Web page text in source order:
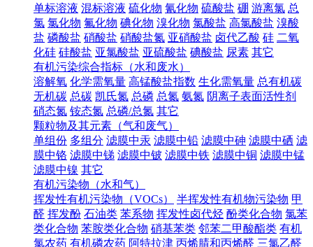
单标溶液 混标溶液 硫化物 氰化物 硫酸盐 硼 游离氯 总
氯 氯化物 氟化物 碘化物 溴化物 氯酸盐 高氯酸盐 溴酸
盐 磷酸盐 硝酸盐 硝酸盐氮 亚硝酸盐 卤代乙酸 硅 二氧
化硅 硅酸盐 亚氯酸盐 亚硫酸盐 碘酸盐 尿素 其它
有机污染综合指标（水和废水）
溶解氧 化学需氧量 高锰酸盐指数 生化需氧量 总有机碳
无机碳 总碳 凯氏氮 总磷 总氮 氨氮 阴离子表面活性剂
硝态氮 铵态氮 总磷/总氮 其它
颗粒物及其元素（气和废气）
单组份 多组分 滤膜中汞 滤膜中铅 滤膜中砷 滤膜中硒 滤
膜中铬 滤膜中锑 滤膜中铍 滤膜中铁 滤膜中铜 滤膜中锰
滤膜中镍 其它
有机污染物（水和气）
挥发性有机污染物（VOCs）
半挥发性有机物污染物 甲
醛 挥发酚 石油类 苯系物 挥发性卤代烃 酚类化合物 氯苯
类化合物 苯胺类化合物 硝基苯类 邻苯二甲酸酯类 有机
氯农药 有机磷农药 阿特拉津 丙烯腈和丙烯醛 三氯乙醛